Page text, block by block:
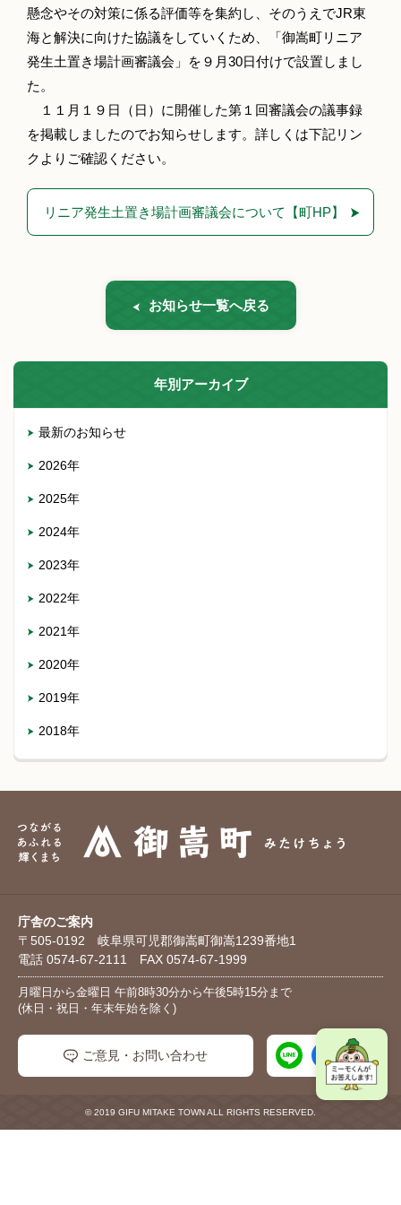
懸念やその対策に係る評価等を集約し、そのうえでJR東
海と解決に向けた協議をしていくため、「御嵩町リニア
発生土置き場計画審議会」を９月30日付けで設置しまし
た。
１１月１９日（日）に開催した第１回審議会の議事録
を掲載しましたのでお知らせします。詳しくは下記リン
クよりご確認ください。
リニア発生土置き場計画審議会について【町HP】
お知らせ一覧へ戻る
年別アーカイブ
最新のお知らせ
2026年
2025年
2024年
2023年
2022年
2021年
2020年
2019年
2018年
庁舎のご案内
〒505-0192 岐阜県可児郡御嵩町御嵩1239番地1
電話 0574-67-2111 FAX 0574-67-1999
月曜日から金曜日 午前8時30分から午後5時15分まで
(休日・祝日・年末年始を除く)
ご意見・お問い合わせ
© 2019 GIFU MITAKE TOWN ALL RIGHTS RESERVED.